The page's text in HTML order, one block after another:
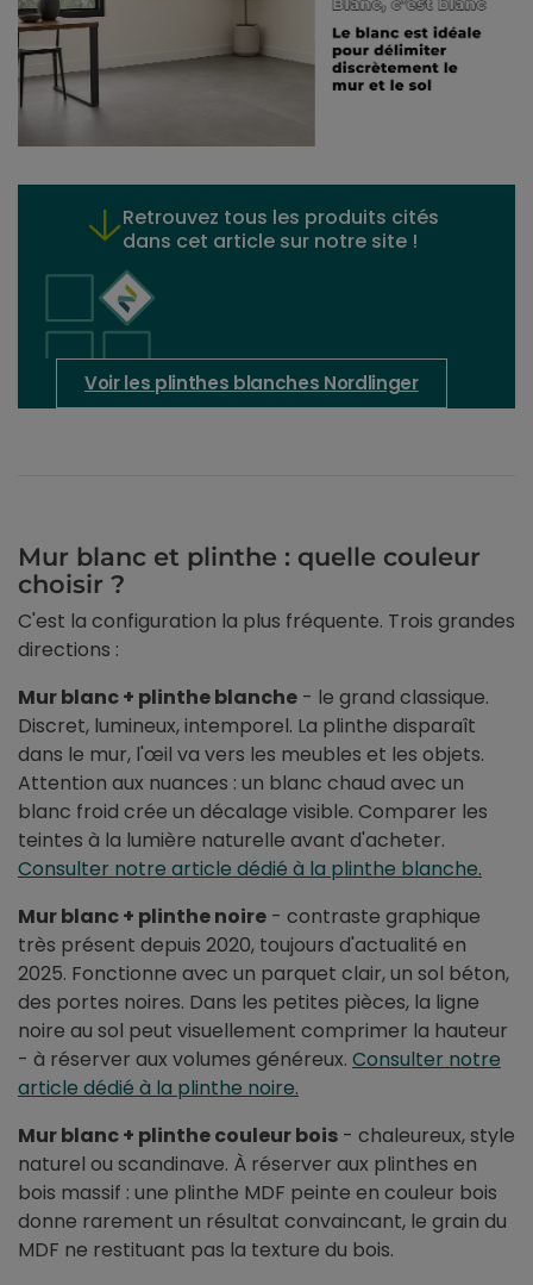
Retrouvez tous les produits cités
dans cet article sur notre site !
Voir les plinthes blanches Nordlinger
Mur blanc et plinthe : quelle couleur
choisir ?
C'est la configuration la plus fréquente. Trois grandes
directions :
Mur blanc + plinthe blanche - le grand classique.
Discret, lumineux, intemporel. La plinthe disparaît
dans le mur, l'œil va vers les meubles et les objets.
Attention aux nuances : un blanc chaud avec un
blanc froid crée un décalage visible. Comparer les
teintes à la lumière naturelle avant d'acheter.
Consulter notre article dédié à la plinthe blanche.
Mur blanc + plinthe noire - contraste graphique
très présent depuis 2020, toujours d'actualité en
2025. Fonctionne avec un parquet clair, un sol béton,
des portes noires. Dans les petites pièces, la ligne
noire au sol peut visuellement comprimer la hauteur
- à réserver aux volumes généreux. Consulter notre
article dédié à la plinthe noire.
Mur blanc + plinthe couleur bois - chaleureux, style
naturel ou scandinave. À réserver aux plinthes en
bois massif : une plinthe MDF peinte en couleur bois
donne rarement un résultat convaincant, le grain du
MDF ne restituant pas la texture du bois.